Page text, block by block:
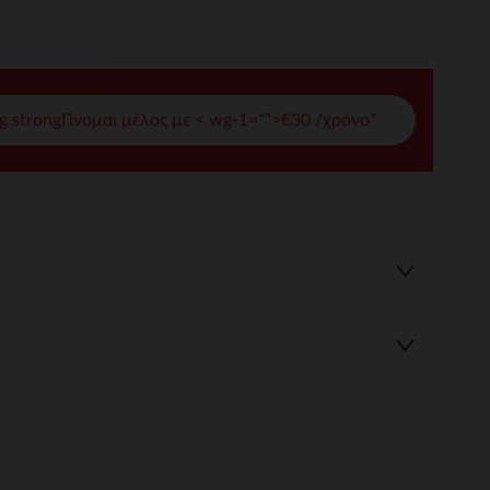
να διαχειριστείτε τις ρυθμίσεις απορρήτου,
strongΓίνομαι μέλος με < wg-1="">€30 /χρόνο*